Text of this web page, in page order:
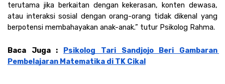
terutama jika berkaitan dengan kekerasan, konten dewasa,
atau interaksi sosial dengan orang-orang tidak dikenal yang
berpotensi membahayakan anak-anak.” tutur Psikolog Rahma.
Baca Juga : Psikolog Tari Sandjojo Beri Gambaran
Pembelajaran Matematika di TK Cikal